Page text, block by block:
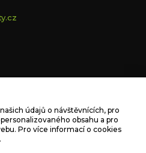
00 Praha 3, IČ: 05228972,
vedeném Městským soudem v
údajů o návštěvnících, pro
obsahu a pro
Pro více informací o cookies